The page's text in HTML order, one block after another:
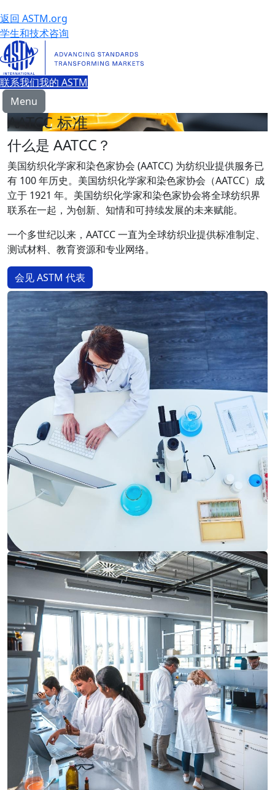
返回 ASTM.org
学生和技术咨询
联系我们我的 ASTM
Menu
AATCC 标准
什么是 AATCC？
美国纺织化学家和染色家协会 (AATCC) 为纺织业提供服务已
有 100 年历史。美国纺织化学家和染色家协会（AATCC）成
立于 1921 年。美国纺织化学家和染色家协会将全球纺织界
联系在一起，为创新、知情和可持续发展的未来赋能。
一个多世纪以来，AATCC 一直为全球纺织业提供标准制定、
测试材料、教育资源和专业网络。
会见 ASTM 代表